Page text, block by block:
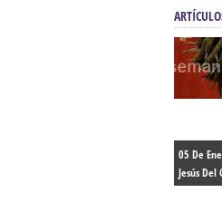
05 De
Jesús Del